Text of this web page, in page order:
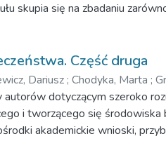
skupia się na zbadaniu
Część druga
Dariusz ; Chodyka, Marta ;
dotyczącym szeroko
i tworzącego się
akademickie wnioski,
z pytań badawczych, które